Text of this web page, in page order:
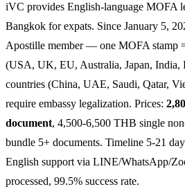
iVC provides English-language MOFA
Bangkok for expats. Since January 5,
Apostille member — one MOFA stamp
(USA, UK, EU, Australia, Japan, India,
countries (China, UAE, Saudi, Qatar,
require embassy legalization. Prices:
document, 4,500-6,500 THB single
bundle 5+ documents. Timeline 5-21
English support via LINE/WhatsApp/
processed, 99.5% success rate.